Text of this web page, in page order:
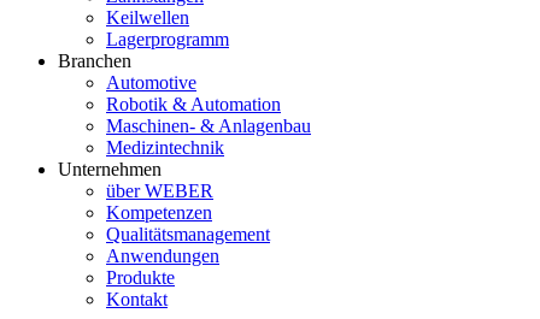
Keilwellen
Lagerprogramm
Branchen
Automotive
Robotik & Automation
Maschinen- & Anlagenbau
Medizintechnik
Unternehmen
über WEBER
Kompetenzen
Qualitätsmanagement
Anwendungen
Produkte
Kontakt